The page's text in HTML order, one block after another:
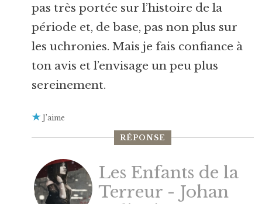
pas très portée sur l’histoire de la
période et, de base, pas non plus sur
les uchronies. Mais je fais confiance à
ton avis et l’envisage un peu plus
sereinement.
J’aime
RÉPONSE
Les Enfants de la
Terreur - Johan